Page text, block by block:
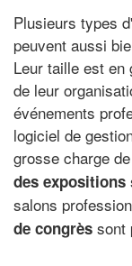
Plusieurs types
peuvent aussi
Leur taille est
de leur
événements
logiciel de
grosse charge
des expositions
salons
de congrès sont